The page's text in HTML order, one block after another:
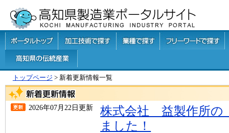
トップページ > 新着更新情報一覧
2026年07月22日更新
株式会社 益製作所の
ました！